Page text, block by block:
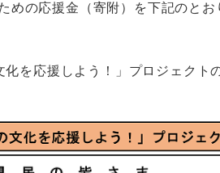
めの応援金（寄附）を下記のとお
を応援しよう！」プロジェクト